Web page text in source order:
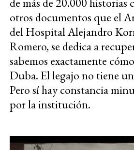
otros documentos que el
del Hospital Alejandro
Romero, se dedica a
sabemos exactamente
Duba. El legajo no tiene
Pero sí hay constancia
por la institución.